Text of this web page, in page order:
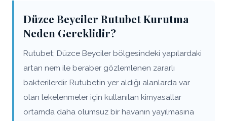
Düzce Beyciler Rutubet Kurutma
Neden Gereklidir?
Rutubet; Düzce Beyciler bölgesindeki yapılardaki
artan nem ile beraber gözlemlenen zararlı
bakterilerdir. Rutubetin yer aldığı alanlarda var
olan lekelenmeler için kullanılan kimyasallar
ortamda daha olumsuz bir havanın yayılmasına